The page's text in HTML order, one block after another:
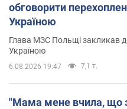
обговорити
Україною
Глава МЗС Польщі закликав
Україною
6.08.2026 19:47 7,1 т.
"Мама мене вчила, що